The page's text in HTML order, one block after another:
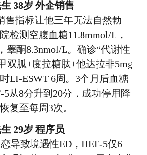
38岁 外企销售
售指标让他三年无法自然勃
检测空腹血糖11.8mmol/L，
睾酮8.3nmol/L。确诊“代谢性
双胍+度拉糖肽+他达拉非5mg
LI-ESWT 6周。3个月后血糖
5从8分升到20分，成功停用降
复至每周3次。
29岁 程序员
导致境遇性ED，IIEF-5仅6